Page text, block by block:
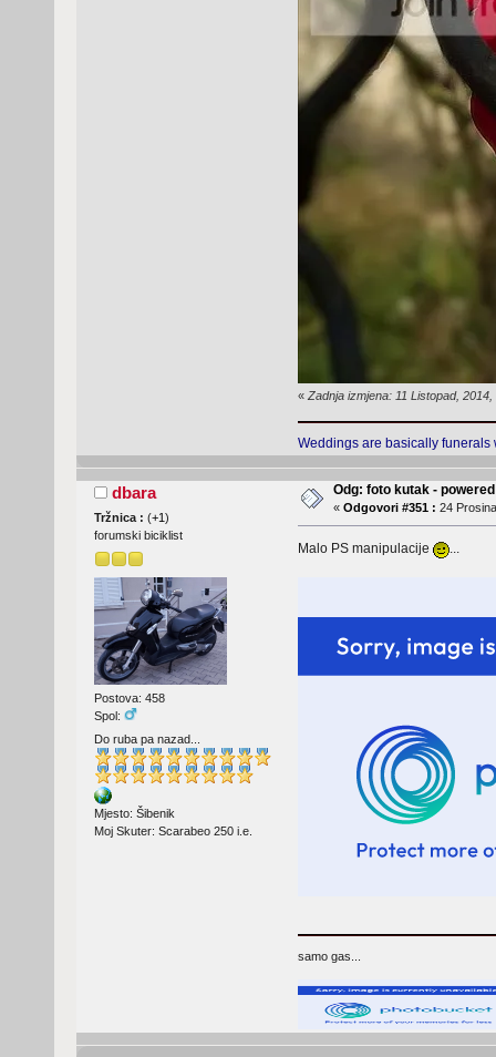
« Zadnja izmjena: 11 Listopad,
Weddings are basically funerals
dbara
Tržnica : (+1 )
forumski biciklist
Postova: 458
Spol:
Do ruba pa nazad...
Mjesto: Šibenik
Moj Skuter: Scarabeo 250 i.e.
Odg: foto kutak -
« Odgovori #351 : 24
Malo PS manipulacije ...
samo gas...